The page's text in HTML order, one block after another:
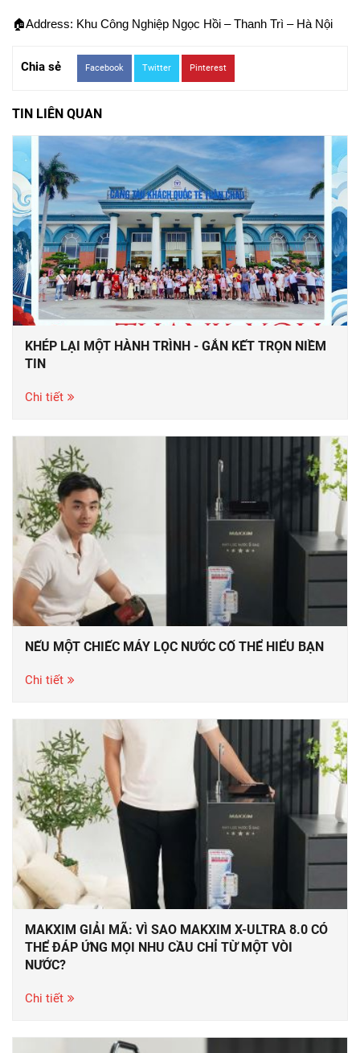
🏠Address: Khu Công Nghiệp Ngọc Hồi – Thanh Trì – Hà Nội
Chia sẻ Facebook Twitter Pinterest
TIN LIÊN QUAN
KHÉP LẠI MỘT HÀNH TRÌNH - GẮN KẾT TRỌN NIỀM
TIN
Chi tiết
NẾU MỘT CHIẾC MÁY LỌC NƯỚC CỐ THỂ HIỂU BẠN
Chi tiết
MAKXIM GIẢI MÃ: VÌ SAO MAKXIM X-ULTRA 8.0 CÓ
THỂ ĐÁP ỨNG MỌI NHU CẦU CHỈ TỪ MỘT VÒI
NƯỚC?
Chi tiết